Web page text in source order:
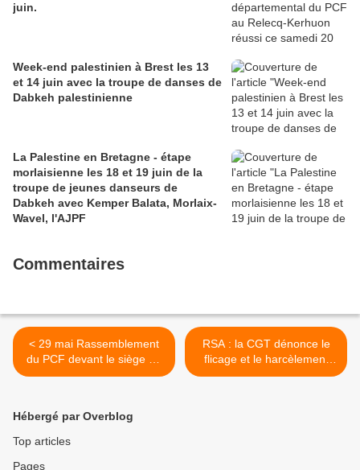
juin.
Week-end palestinien à Brest les 13
et 14 juin avec la troupe de danses de
Dabkeh palestinienne
La Palestine en Bretagne - étape
morlaisienne les 18 et 19 juin de la
troupe de jeunes danseurs de
Dabkeh avec Kemper Balata, Morlaix-
Wavel, l'AJPF
Commentaires
< 29 mai Rassemblement
du PCF devant le siège de
Total Energie pour
bénéfice réalisés grâce à la
RSA : la CGT dénonce le
flicage et le harcèlement
des allocataires, le
Hébergé par Overblog
Top articles
Pages